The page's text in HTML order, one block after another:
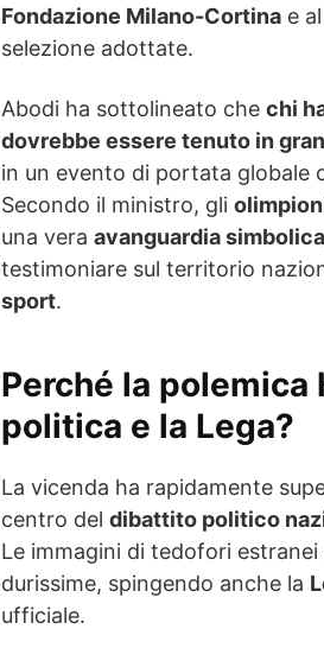
Fondazione Milano-Cortina e al
selezione adottate.
Abodi ha sottolineato che chi
dovrebbe essere tenuto in
in un evento di portata globale
Secondo il ministro, gli
una vera avanguardia simbolica
testimoniare sul territorio
sport.
Perché la polemica
politica e la Lega?
La vicenda ha rapidamente
centro del dibattito politico
Le immagini di tedofori
durissime, spingendo anche la
ufficiale.